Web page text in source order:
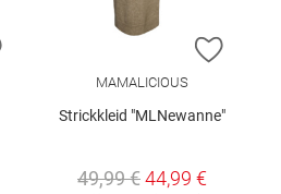
ZUR WUNSCHLISTE HINZUFÜGEN
ZUR
MAMALICIOUS
Strickkleid "MLNewanne"
49,99 €44,99 €